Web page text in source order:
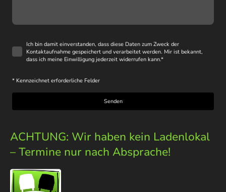
Ich bin damit einverstanden, dass diese Daten zum Zweck der
Kontaktaufnahme gespeichert und verarbeitet werden. Mir ist bekannt,
dass ich meine Einwilligung jederzeit widerrufen kann.*
* Kennzeichnet erforderliche Felder
Senden
ACHTUNG: Wir haben kein Ladenlokal
– Termine nur nach Absprache!